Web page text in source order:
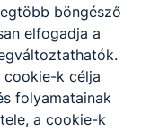
böngésző
elfogadja a
cookie-k célja
folyamatainak
a cookie-k